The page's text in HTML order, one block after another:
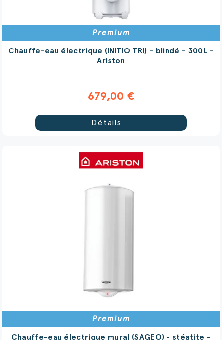
Premium
Chauffe-eau électrique (INITIO TRI) - blindé - 300L -
Ariston
679,00 €
Détails
Premium
Chauffe-eau électrique mural (SAGEO) - stéatite -